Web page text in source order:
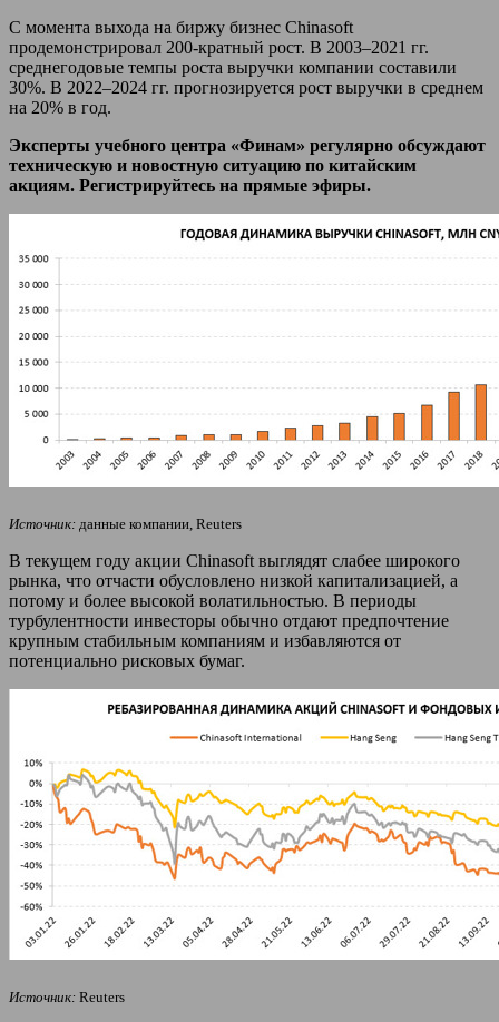
С момента выхода на биржу бизнес Chinasoft
продемонстрировал 200-кратный рост. В 2003–2021 гг.
среднегодовые темпы роста выручки компании составили
30%. В 2022–2024 гг. прогнозируется рост выручки в среднем
на 20% в год.
Эксперты учебного центра «Финам» регулярно обсуждают
техническую и новостную ситуацию по китайским
акциям. Регистрируйтесь на прямые эфиры.
Источник: данные компании, Reuters
В текущем году акции Chinasoft выглядят слабее широкого
рынка, что отчасти обусловлено низкой капитализацией, а
потому и более высокой волатильностью. В периоды
турбулентности инвесторы обычно отдают предпочтение
крупным стабильным компаниям и избавляются от
потенциально рисковых бумаг.
Источник: Reuters